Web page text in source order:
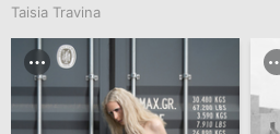
Taisia Travina